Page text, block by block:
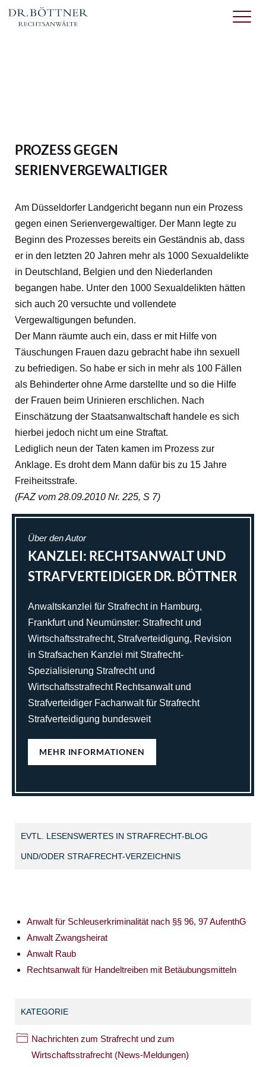
PROZESS GEGEN
SERIENVERGEWALTIGER
Am Düsseldorfer Landgericht begann nun ein Prozess
gegen einen Serienvergewaltiger. Der Mann legte zu
Beginn des Prozesses bereits ein Geständnis ab, dass
er in den letzten 20 Jahren mehr als 1000 Sexualdelikte
in Deutschland, Belgien und den Niederlanden
begangen habe. Unter den 1000 Sexualdelikten hätten
sich auch 20 versuchte und vollendete
Vergewaltigungen befunden.
Der Mann räumte auch ein, dass er mit Hilfe von
Täuschungen Frauen dazu gebracht habe ihn sexuell
zu befriedigen. So habe er sich in mehr als 100 Fällen
als Behinderter ohne Arme darstellte und so die Hilfe
der Frauen beim Urinieren erschlichen. Nach
Einschätzung der Staatsanwaltschaft handele es sich
hierbei jedoch nicht um eine Straftat.
Lediglich neun der Taten kamen im Prozess zur
Anklage. Es droht dem Mann dafür bis zu 15 Jahre
Freiheitsstrafe.
(FAZ vom 28.09.2010 Nr. 225, S 7)
Über den Autor
KANZLEI: RECHTSANWALT UND
STRAFVERTEIDIGER DR. BÖTTNER
Anwaltskanzlei für Strafrecht in Hamburg,
Frankfurt und Neumünster: Strafrecht und
Wirtschaftsstrafrecht, Strafverteidigung, Revision
in Strafsachen Kanzlei mit Strafrecht-
Spezialisierung Strafrecht und
Wirtschaftsstrafrecht Rechtsanwalt und
Strafverteidiger Fachanwalt für Strafrecht
Strafverteidigung bundesweit
MEHR INFORMATIONEN
EVTL. LESENSWERTES IN STRAFRECHT-BLOG
UND/ODER STRAFRECHT-VERZEICHNIS
Anwalt für Schleuserkriminalität nach §§ 96, 97 AufenthG
Anwalt Zwangsheirat
Anwalt Raub
Rechtsanwalt für Handeltreiben mit Betäubungsmitteln
KATEGORIE
Nachrichten zum Strafrecht und zum
Wirtschaftsstrafrecht (News-Meldungen)